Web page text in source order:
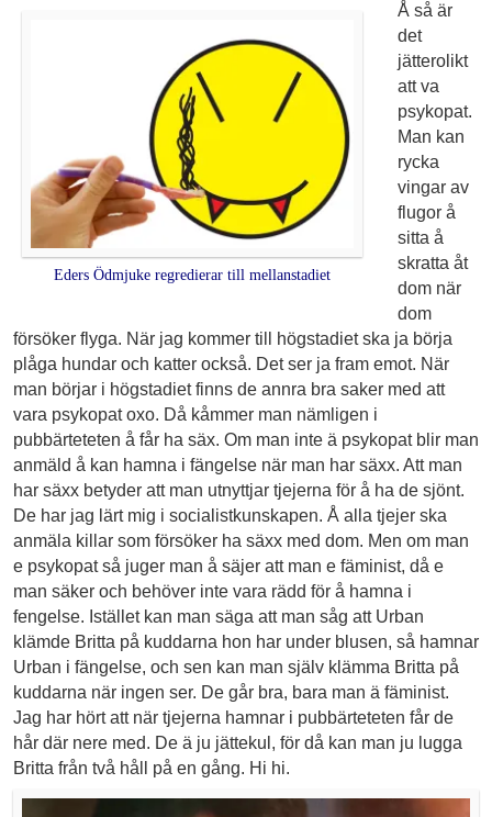
Eders Ödmjuke regredierar till mellanstadiet
Å så är
det
jätterolikt
att va
psykopat.
Man kan
rycka
vingar av
flugor å
sitta å
skratta åt
dom när
dom
försöker flyga. När jag kommer till högstadiet ska ja börja
plåga hundar och katter också. Det ser ja fram emot. När
man börjar i högstadiet finns de annra bra saker med att
vara psykopat oxo. Då kåmmer man nämligen i
pubbärteteten å får ha säx. Om man inte ä psykopat blir man
anmäld å kan hamna i fängelse när man har säxx. Att man
har säxx betyder att man utnyttjar tjejerna för å ha de sjönt.
De har jag lärt mig i socialistkunskapen. Å alla tjejer ska
anmäla killar som försöker ha säxx med dom. Men om man
e psykopat så juger man å säjer att man e fäminist, då e
man säker och behöver inte vara rädd för å hamna i
fengelse. Istället kan man säga att man såg att Urban
klämde Britta på kuddarna hon har under blusen, så hamnar
Urban i fängelse, och sen kan man själv klämma Britta på
kuddarna när ingen ser. De går bra, bara man ä fäminist.
Jag har hört att när tjejerna hamnar i pubbärteteten får de
hår där nere med. De ä ju jättekul, för då kan man ju lugga
Britta från två håll på en gång. Hi hi.